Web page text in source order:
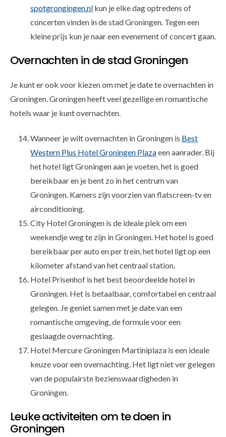
spotgrongingen.nl kun je elke dag optredens of
concerten vinden in de stad Groningen. Tegen een
kleine prijs kun je naar een evenement of concert gaan.
Overnachten in de stad Groningen
Je kunt er ook voor kiezen om met je date te overnachten in
Groningen. Groningen heeft veel gezellige en romantische
hotels waar je kunt overnachten.
Wanneer je wilt overnachten in Groningen is Best
Western Plus Hotel Groningen Plazaeen aanrader. Bij
het hotel ligt Groningen aan je voeten, het is goed
bereikbaar en je bent zo in het centrum van
Groningen. Kamers zijn voorzien van flatscreen-tv en
airconditioning.
City Hotel Groningen is de ideale plek om een
weekendje weg te zijn in Groningen. Het hotel is goed
bereikbaar per auto en per trein, het hotel ligt op een
kilometer afstand van het centraal station.
Hotel Prisenhof is het best beoordeelde hotel in
Groningen. Het is betaalbaar, comfortabel en centraal
gelegen. Je geniet samen met je date van een
romantische omgeving, de formule voor een
geslaagde overnachting.
Hotel Mercure Groningen Martiniplaza is een ideale
keuze voor een overnachting. Het ligt niet ver gelegen
van de populairste bezienswaardigheden in
Groningen.
Leuke activiteiten om te doen in
Groningen